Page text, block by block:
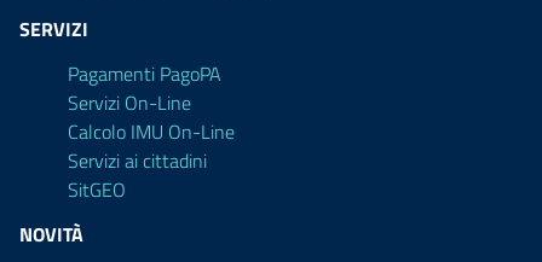
SERVIZI
Pagamenti PagoPA
Servizi On-Line
Calcolo IMU On-Line
Servizi ai cittadini
SitGEO
NOVITÀ